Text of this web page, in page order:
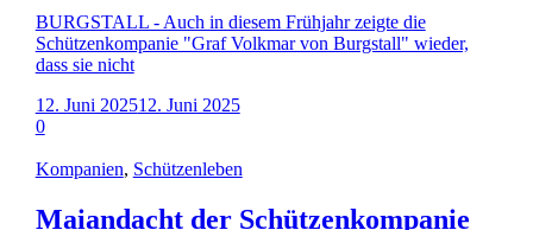
BURGSTALL - Auch in diesem Frühjahr zeigte die
Schützenkompanie "Graf Volkmar von Burgstall" wieder,
dass sie nicht
12. Juni 202512. Juni 2025
0
Kompanien, Schützenleben
Maiandacht der Schützenkompanie